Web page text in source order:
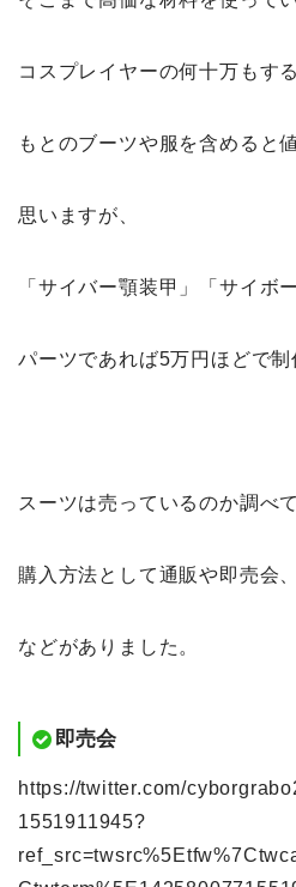
コスプレイヤーの何十万もす
もとのブーツや服を含めると
思いますが、
「サイバー顎装甲」「サイボ
パーツであれば5万円ほどで制
スーツは売っているのか調べ
購入方法として通販や即売会
などがありました。
即売会
https://twitter.com/
1551911945?